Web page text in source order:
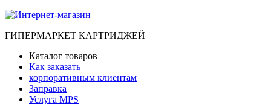
ГИПЕРМАРКЕТ КАРТРИДЖЕЙ
Каталог товаров
Как заказать
корпоративным клиентам
Заправка
Услуга MPS